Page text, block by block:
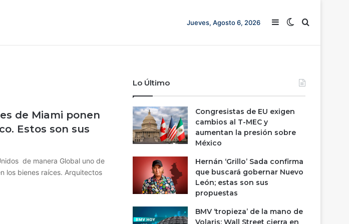
Jueves, Agosto 6, 2026 Barra lateral
Switch skin
Buscar
de Miami ponen
Estos son sus
de manera Global uno de
los bienes raíces. Arquitectos
Lo Último
Congresistas de EU exigen
cambios al T-MEC y
aumentan la presión sobre
México
Hernán ‘Grillo’ Sada confirma
que buscará gobernar Nuevo
León; estas son sus
propuestas
BMV ‘tropieza’ de la mano de
Volaris; Wall Street cierra en